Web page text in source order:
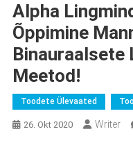
Alpha
Õppimine
Binauraalsete
Meetod!
Toodete Ülevaated
26. Okt 2020 Writer